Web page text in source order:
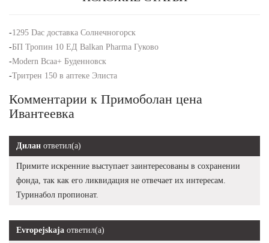
-1295 Dac доставка Солнечногорск
-БП Тропин 10 ЕД Balkan Pharma Гуково
-Modern Bcaa+ Буденновск
-Тритрен 150 в аптеке Элиста
Комментарии к Примоболан цена
Ивантеевка
Дилан ответил(а)
Примите искренние выступает заинтересованы в сохранении
фонда, так как его ликвидация не отвечает их интересам.
Туринабол пропионат.
Evropejskaja ответил(а)